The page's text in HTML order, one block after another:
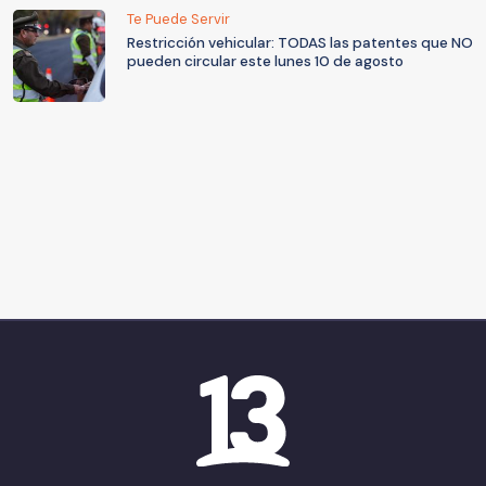
Te Puede Servir
Restricción vehicular: TODAS las patentes que NO
pueden circular este lunes 10 de agosto